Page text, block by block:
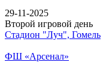
29-11-2025
Второй игровой день
Стадион "Луч", Гомель
ФШ «Арсенал»